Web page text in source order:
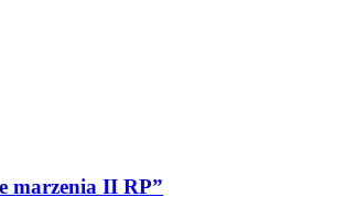
marzenia II RP”